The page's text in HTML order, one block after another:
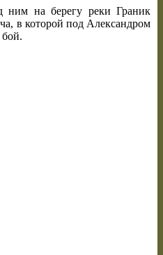
ним на берегу реки Граник
в которой под Александром